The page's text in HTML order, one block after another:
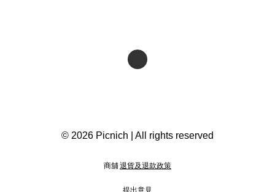
© 2026 Picnich | All rights reserved
商舖退貨及退款政策